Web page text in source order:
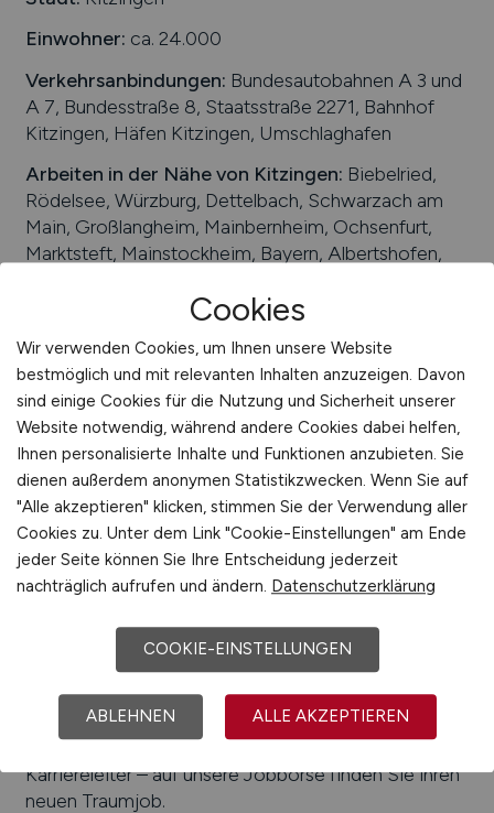
International
Einwohner: ca. 24.000
Verkehrsanbindungen: Bundesautobahnen A 3 und
A 7, Bundesstraße 8, Staatsstraße 2271, Bahnhof
Kitzingen, Häfen Kitzingen, Umschlaghafen
Arbeiten in der Nähe von Kitzingen: Biebelried,
Rödelsee, Würzburg, Dettelbach, Schwarzach am
Main, Großlangheim, Mainbernheim, Ochsenfurt,
Marktsteft, Mainstockheim, Bayern, Albertshofen,
Kitzingen/Branchen
Einzelhandel, Logistik, Automobilzulieferer,
Maschinenbau, Gesundheitswesen, Produktion,
Weinbau, Kunststoffherstellung
Beliebte Arbeitgeber in
Jobangebote bieten
GmbH, Leoni Bordnetz-Systeme GmbH, GEA
Brewery Systems GmbH, MSM Maschinenbau
GmbH, Franken Guss GmbH & Co. KG, Mengler
GmbH, Extruform GmbH, Klinik Kitzinger Land
und Umgebung suchen. Informieren Sie sich auf
unserem Stellenmarkt über Jobangebote und
Karriereperspektiven in Kitzingen.
Machen Sie den nächsten Schritt auf der
Karriereleiter – auf unsere Jobbörse finden Sie ihren
neuen Traumjob.
Cookies
Wir verwenden Cookies, um Ihnen unsere Website
bestmöglich und mit relevanten Inhalten anzuzeigen. Davon
sind einige Cookies für die Nutzung und Sicherheit unserer
Website notwendig, während andere Cookies dabei helfen,
Ihnen personalisierte Inhalte und Funktionen anzubieten. Sie
dienen außerdem anonymen Statistikzwecken. Wenn Sie auf
"Alle akzeptieren" klicken, stimmen Sie der Verwendung aller
Cookies zu. Unter dem Link "Cookie-Einstellungen" am Ende
jeder Seite können Sie Ihre Entscheidung jederzeit
nachträglich aufrufen und ändern. Datenschutzerklärung
COOKIE-EINSTELLUNGEN
ABLEHNEN ALLE AKZEPTIEREN